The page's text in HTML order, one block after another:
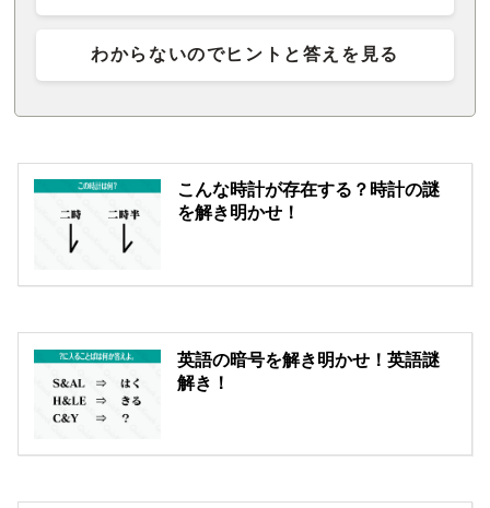
わからないのでヒントと答えを見る
こんな時計が存在する？時計の謎
を解き明かせ！
英語の暗号を解き明かせ！英語謎
解き！